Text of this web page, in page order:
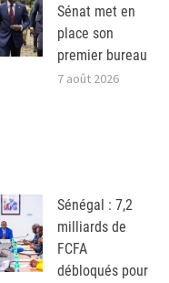
Sénat met en
place son
premier bureau
7 août 2026
Sénégal : 7,2
milliards de
FCFA
débloqués pour